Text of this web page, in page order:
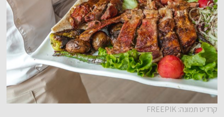
קרדיט תמונה: FREEPIK